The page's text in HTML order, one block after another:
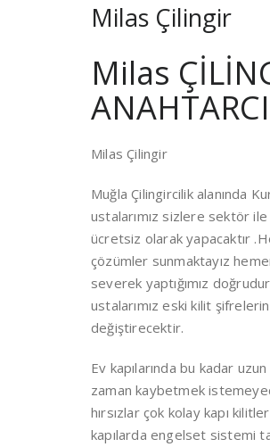
Milas Çilingir
Milas
Milas Çilingir
Muğla Çilingircilik alanında
ustalarımız sizlere sektör
ücretsiz olarak yapacaktır
çözümler sunmaktayız
severek yaptığımız
ustalarımız eski kilit
değiştirecektir.
Ev kapılarında bu kadar
zaman kaybetmek
hırsızlar çok kolay kapı
kapılarda engelset sistemi